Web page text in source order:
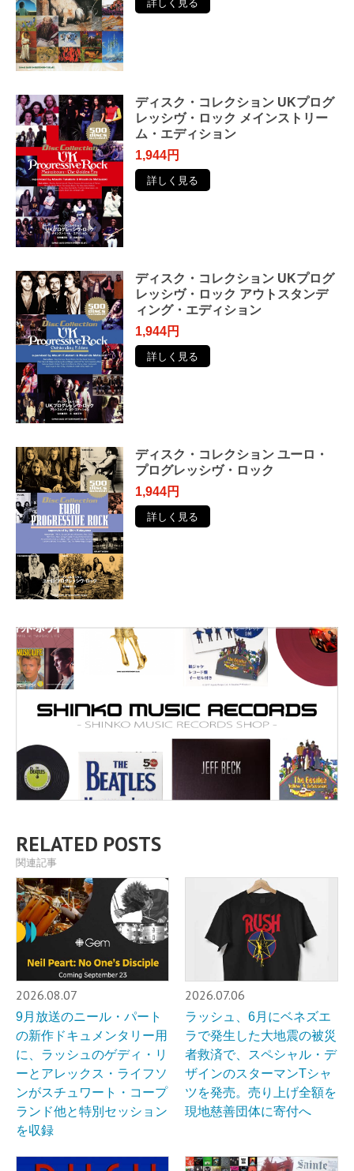
詳しく見る
ディスク・コレクション UKプログ
レッシヴ・ロック メインストリー
ム・エディション
1,944円
詳しく見る
ディスク・コレクション UKプログ
レッシヴ・ロック アウトスタンデ
ィング・エディション
1,944円
詳しく見る
ディスク・コレクション ユーロ・
プログレッシヴ・ロック
1,944円
詳しく見る
RELATED POSTS
関連記事
2026.08.07
9月放送のニール・パート
の新作ドキュメンタリー用
に、ラッシュのゲディ・リ
ーとアレックス・ライフソ
ンがスチュワート・コープ
ランド他と特別セッション
を収録
2026.07.06
ラッシュ、6月にベネズエ
ラで発生した大地震の被災
者救済で、スペシャル・デ
ザインのスターマンTシャ
ツを発売。売り上げ全額を
現地慈善団体に寄付へ